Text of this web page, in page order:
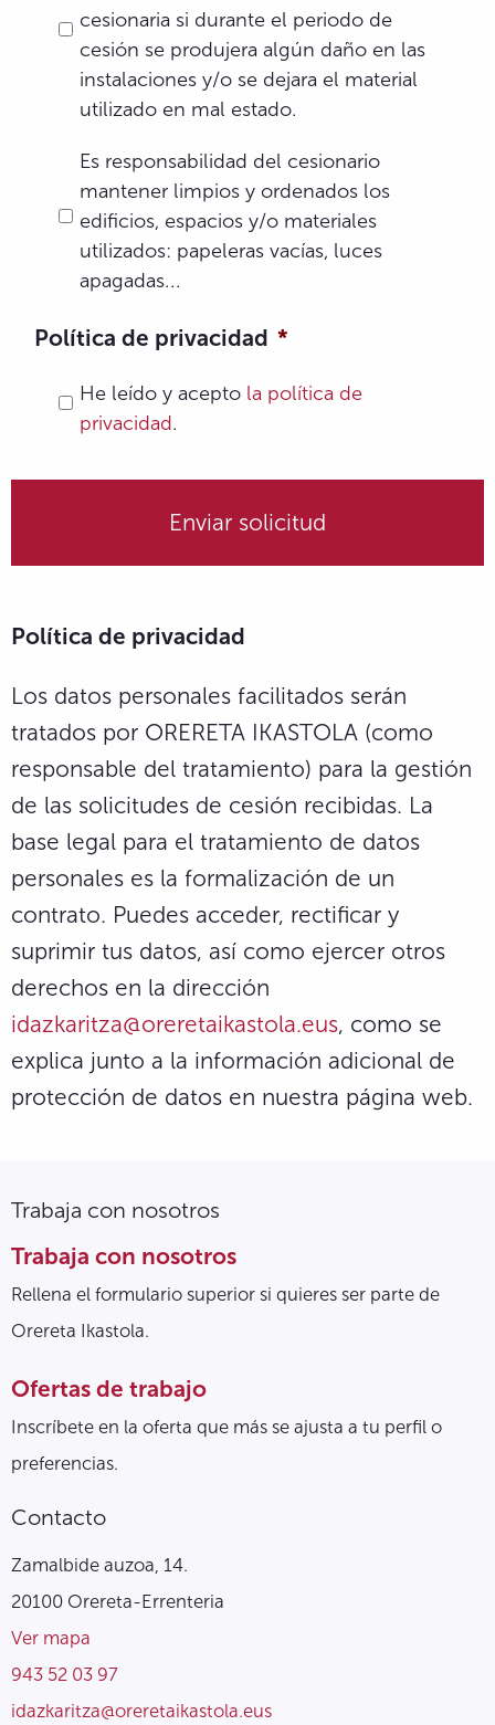
cesionaria si durante el periodo de
cesión se produjera algún daño en las
instalaciones y/o se dejara el material
utilizado en mal estado.
Es responsabilidad del cesionario
mantener limpios y ordenados los
edificios, espacios y/o materiales
utilizados: papeleras vacías, luces
apagadas...
Política de privacidad *
He leído y acepto la política de
privacidad.
Política de privacidad
Los datos personales facilitados serán
tratados por ORERETA IKASTOLA (como
responsable del tratamiento) para la gestión
de las solicitudes de cesión recibidas. La
base legal para el tratamiento de datos
personales es la formalización de un
contrato. Puedes acceder, rectificar y
suprimir tus datos, así como ejercer otros
derechos en la dirección
idazkaritza@oreretaikastola.eus, como se
explica junto a la información adicional de
protección de datos en nuestra página web.
Trabaja con nosotros
Trabaja con nosotros
Rellena el formulario superior si quieres ser parte de
Orereta Ikastola.
Ofertas de trabajo
Inscríbete en la oferta que más se ajusta a tu perfil o
preferencias.
Contacto
Zamalbide auzoa, 14.
20100 Orereta-Errenteria
Ver mapa
943 52 03 97
idazkaritza@oreretaikastola.eus